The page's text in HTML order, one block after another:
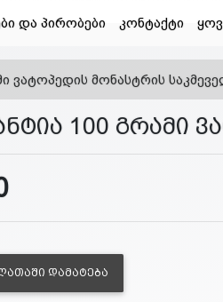
და პირობები კონტაქტი
ვატოპედის მონასტრის
100 გრამი
ᲓᲐᲛᲐᲢᲔᲑᲐ